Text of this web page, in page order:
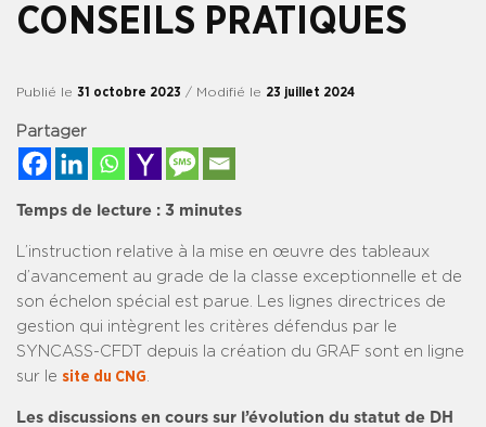
CONSEILS PRATIQUES
Publié le 31 octobre 2023 / Modifié le 23 juillet 2024
Partager
Temps de lecture : 3 minutes
L’instruction relative à la mise en œuvre des tableaux
d’avancement au grade de la classe exceptionnelle et de
son échelon spécial est parue. Les lignes directrices de
gestion qui intègrent les critères défendus par le
SYNCASS-CFDT depuis la création du GRAF sont en ligne
sur le site du CNG
Les discussions en cours sur l’évolution du statut de DH